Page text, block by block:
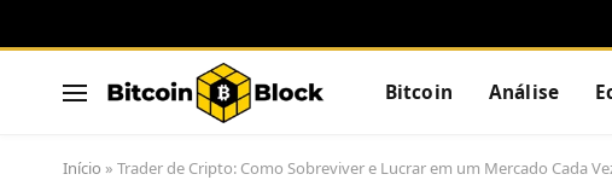
Bitcoin Análise
Início » Trader de Cripto: Como Sobreviver e Lucrar em um Mercado Cada